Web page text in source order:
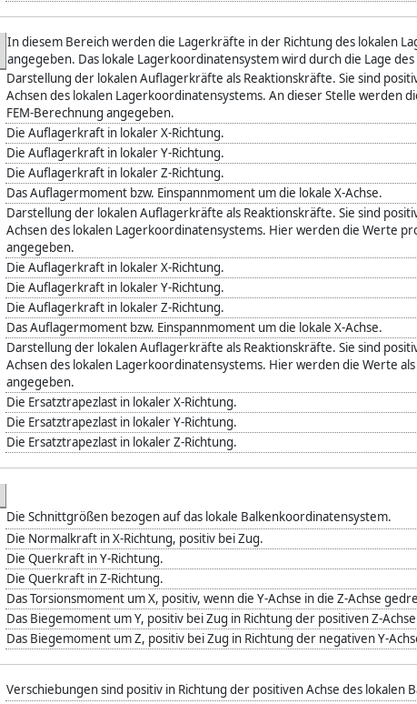
In diesem Bereich werden die Lagerkräfte in der Richtung des lokalen
angegeben. Das lokale Lagerkoordinatensystem wird durch die Lage des
Darstellung der lokalen Auflagerkräfte als Reaktionskräfte. Sie sind
Achsen des lokalen Lagerkoordinatensystems. An dieser Stelle werden
FEM-Berechnung angegeben.
Die Auflagerkraft in lokaler X-Richtung.
Die Auflagerkraft in lokaler Y-Richtung.
Die Auflagerkraft in lokaler Z-Richtung.
Das Auflagermoment bzw. Einspannmoment um die lokale X-Achse.
Darstellung der lokalen Auflagerkräfte als Reaktionskräfte. Sie sind
Achsen des lokalen Lagerkoordinatensystems. Hier werden die Werte
angegeben.
Die Auflagerkraft in lokaler X-Richtung.
Die Auflagerkraft in lokaler Y-Richtung.
Die Auflagerkraft in lokaler Z-Richtung.
Das Auflagermoment bzw. Einspannmoment um die lokale X-Achse.
Darstellung der lokalen Auflagerkräfte als Reaktionskräfte. Sie sind
Achsen des lokalen Lagerkoordinatensystems. Hier werden die Werte
angegeben.
Die Ersatztrapezlast in lokaler X-Richtung.
Die Ersatztrapezlast in lokaler Y-Richtung.
Die Ersatztrapezlast in lokaler Z-Richtung.
Die Schnittgrößen bezogen auf das lokale Balkenkoordinatensystem.
Die Normalkraft in X-Richtung, positiv bei Zug.
Die Querkraft in Y-Richtung.
Die Querkraft in Z-Richtung.
Das Torsionsmoment um X, positiv, wenn die Y-Achse in die Z-Achse
Das Biegemoment um Y, positiv bei Zug in Richtung der positiven Z-
Das Biegemoment um Z, positiv bei Zug in Richtung der negativen Y-
Verschiebungen sind positiv in Richtung der positiven Achse des lokalen